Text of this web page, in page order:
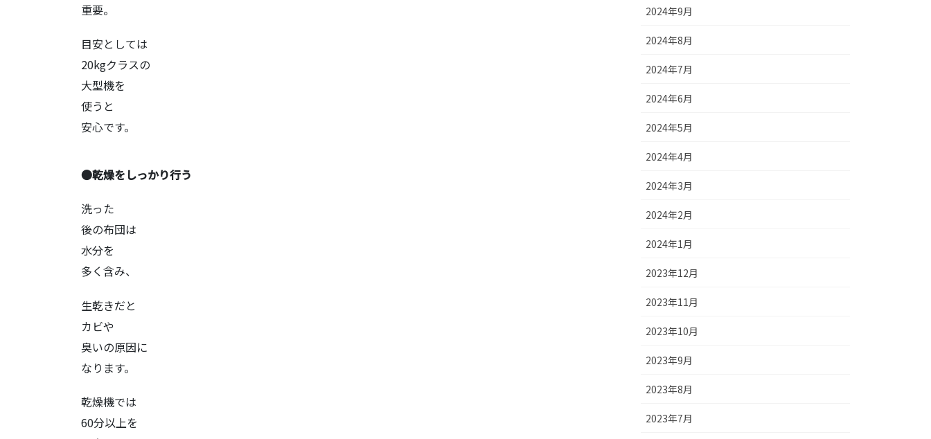
重要。
目安としては
20kgクラスの
大型機を
使うと
安心です。
●乾燥をしっかり行う
洗った
後の布団は
水分を
多く含み、
生乾きだと
カビや
臭いの原因に
なります。
乾燥機では
60分以上を
2024年9月
2024年8月
2024年7月
2024年6月
2024年5月
2024年4月
2024年3月
2024年2月
2024年1月
2023年12月
2023年11月
2023年10月
2023年9月
2023年8月
2023年7月